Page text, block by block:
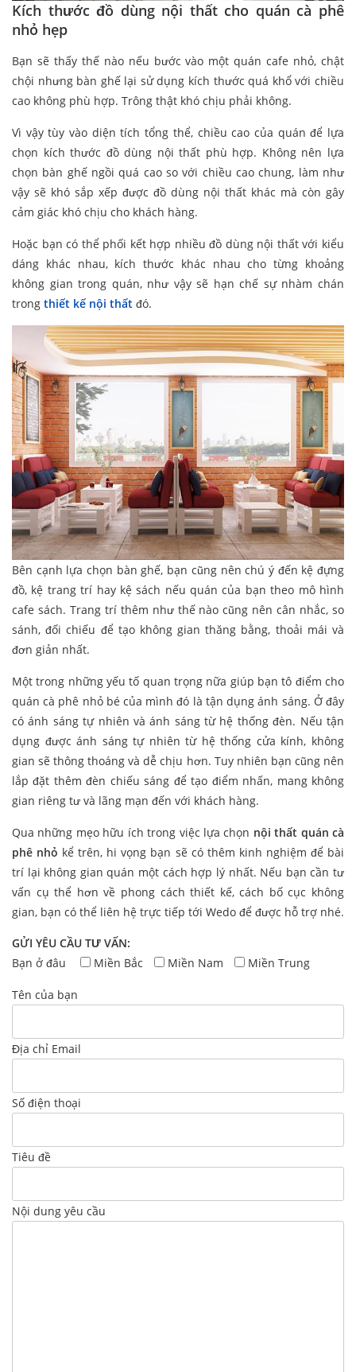
Kích thước đồ dùng nội thất cho quán cà phê
nhỏ hẹp
Bạn sẽ thấy thế nào nếu bước vào một quán cafe nhỏ, chật
chội nhưng bàn ghế lại sử dụng kích thước quá khổ với chiều
cao không phù hợp. Trông thật khó chịu phải không.
Vì vậy tùy vào diện tích tổng thể, chiều cao của quán để lựa
chọn kích thước đồ dùng nội thất phù hợp. Không nên lựa
chọn bàn ghế ngồi quá cao so với chiều cao chung, làm như
vậy sẽ khó sắp xếp được đồ dùng nội thất khác mà còn gây
cảm giác khó chịu cho khách hàng.
Hoặc bạn có thể phối kết hợp nhiều đồ dùng nội thất với kiểu
dáng khác nhau, kích thước khác nhau cho từng khoảng
không gian trong quán, như vậy sẽ hạn chế sự nhàm chán
trong thiết kế nội thất đó.
Bên cạnh lựa chọn bàn ghế, bạn cũng nên chú ý đến kệ đựng
đồ, kệ trang trí hay kệ sách nếu quán của bạn theo mô hình
cafe sách. Trang trí thêm như thế nào cũng nên cân nhắc, so
sánh, đối chiếu để tạo không gian thăng bằng, thoải mái và
đơn giản nhất.
Một trong những yếu tố quan trọng nữa giúp bạn tô điểm cho
quán cà phê nhỏ bé của mình đó là tận dụng ánh sáng. Ở đây
có ánh sáng tự nhiên và ánh sáng từ hệ thống đèn. Nếu tận
dụng được ánh sáng tự nhiên từ hệ thống cửa kính, không
gian sẽ thông thoáng và dễ chịu hơn. Tuy nhiên bạn cũng nên
lắp đặt thêm đèn chiếu sáng để tạo điểm nhấn, mang không
gian riêng tư và lãng mạn đến với khách hàng.
Qua những mẹo hữu ích trong việc lựa chọn nội thất quán cà
phê nhỏ kể trên, hi vọng bạn sẽ có thêm kinh nghiệm để bài
trí lại không gian quán một cách hợp lý nhất. Nếu bạn cần tư
vấn cụ thể hơn về phong cách thiết kế, cách bố cục không
gian, bạn có thể liên hệ trực tiếp tới Wedo để được hỗ trợ nhé.
GỬI YÊU CẦU TƯ VẤN:
Bạn ở đâu
Miền Bắc Miền Nam Miền Trung
Tên của bạn
Địa chỉ Email
Số điện thoại
Tiêu đề
Nội dung yêu cầu